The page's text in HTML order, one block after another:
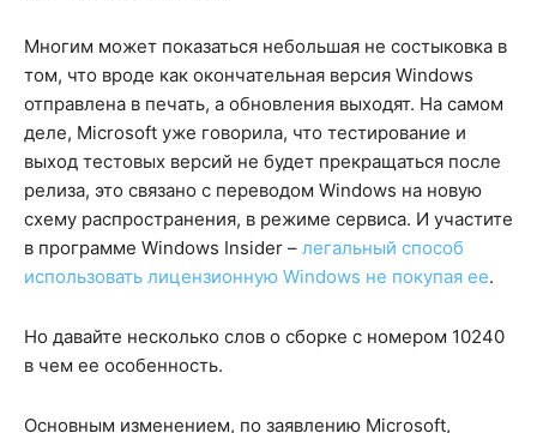
Многим может показаться небольшая не состыковка в
том, что вроде как окончательная версия Windows
отправлена в печать, а обновления выходят. На самом
деле, Microsoft уже говорила, что тестирование и
выход тестовых версий не будет прекращаться после
релиза, это связано с переводом Windows на новую
схему распространения, в режиме сервиса. И участите
в программе Windows Insider – легальный способ
использовать лицензионную Windows не покупая ее.
Но давайте несколько слов о сборке с номером 10240
в чем ее особенность.
Основным изменением, по заявлению Microsoft,